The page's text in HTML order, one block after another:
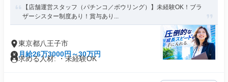
のメンテナンス・用品販売・スタッフ管理)
【店舗運営スタッフ（パチンコ／ボウリング）】未経験OK！ブラ
ザーシスター制度あり！賞与あり...
東京都八王子市
月給26万3000円～30万円
求める人材: ・未経験OK